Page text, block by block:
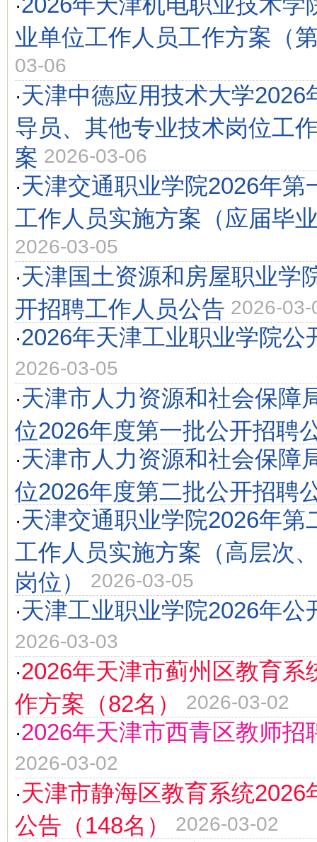
·
业单位工作人员工作方案（
03-06
·天津中德应用技术大学2026
导员、其他专业技术岗位工
案 2026-03-06
·天津交通职业学院2026年第
工作人员实施方案（应届毕
2026-03-05
·天津国土资源和房屋职业学
开招聘工作人员公告 2026-03-
·2026年天津工业职业学院公
2026-03-05
·天津市人力资源和社会保障
位2026年度第一批公开招聘
·天津市人力资源和社会保障
位2026年度第二批公开招聘
·天津交通职业学院2026年第
工作人员实施方案（高层次
岗位）
2026-03-05
·天津工业职业学院2026年公
2026-03-03
·2026年天津市蓟州区教育系
作方案（82名）
2026-03-02
·2026年天津市西青区教师招
2026-03-02
·天津市静海区教育系统2026
公告（148名）
2026-03-02